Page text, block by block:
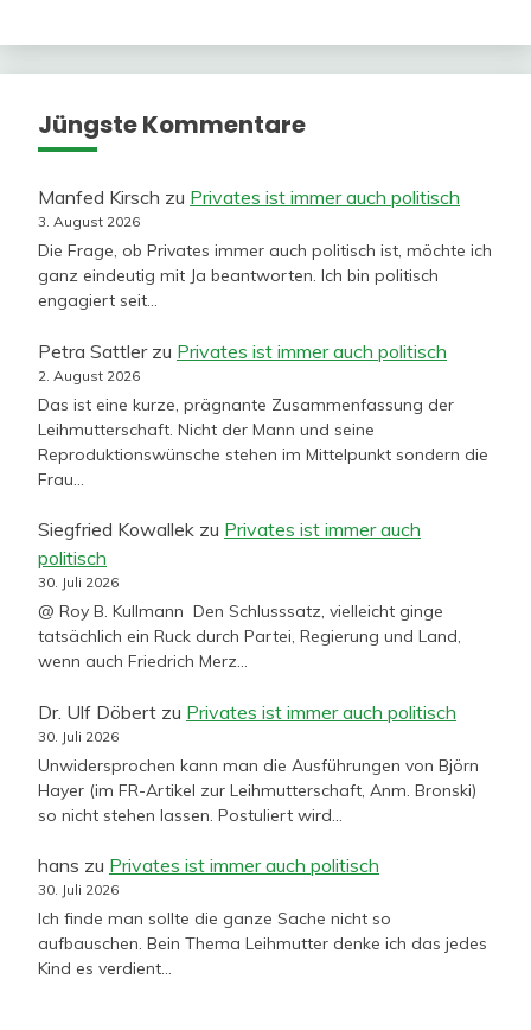
Jüngste Kommentare
Manfed Kirsch zu Privates ist immer auch politisch
3. August 2026
Die Frage, ob Privates immer auch politisch ist, möchte ich
ganz eindeutig mit Ja beantworten. Ich bin politisch
engagiert seit…
Petra Sattlerzu Privates ist immer auch politisch
2. August 2026
Das ist eine kurze, prägnante Zusammenfassung der
Leihmutterschaft. Nicht der Mann und seine
Reproduktionswünsche stehen im Mittelpunkt sondern die
Frau…
Siegfried Kowallek zu Privates ist immer auch
politisch
30. Juli 2026
@ Roy B. Kullmann Den Schlusssatz, vielleicht ginge
tatsächlich ein Ruck durch Partei, Regierung und Land,
wenn auch Friedrich Merz…
Dr. Ulf Döbert zu Privates ist immer auch politisch
30. Juli 2026
Unwidersprochen kann man die Ausführungen von Björn
Hayer (im FR-Artikel zur Leihmutterschaft, Anm. Bronski)
so nicht stehen lassen. Postuliert wird…
hans zu Privates ist immer auch politisch
30. Juli 2026
Ich finde man sollte die ganze Sache nicht so
aufbauschen. Bein Thema Leihmutter denke ich das jedes
Kind es verdient…